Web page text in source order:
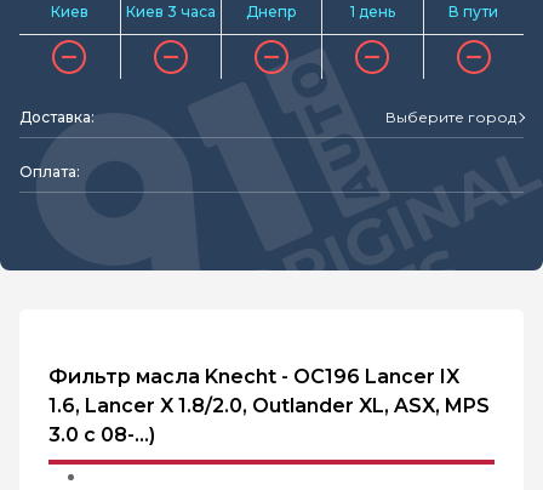
Киев Киев 3 часа Днепр 1 день В пути
Доставка: Выберите город
Оплата:
Фильтр масла Knecht - OC196 Lancer IX
1.6, Lancer X 1.8/2.0, Outlander XL, ASX, MPS
3.0 c 08-...)